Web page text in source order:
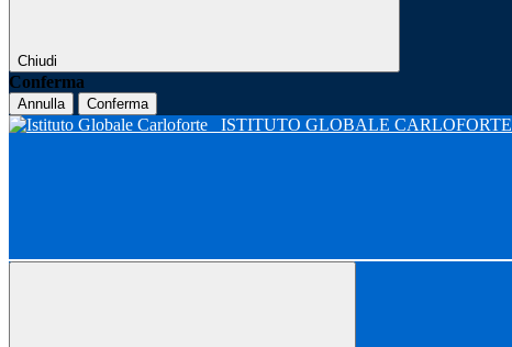
Chiudi
Conferma
Annulla Conferma
ISTITUTO GLOBALE CARLOFORTE